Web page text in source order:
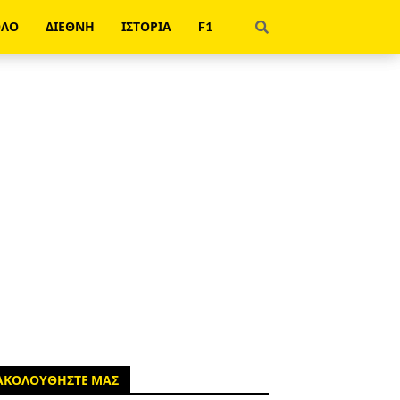
ΔΙΕΘΝΗ ΙΣΤΟΡΙΑ F1
ΜΑΣ